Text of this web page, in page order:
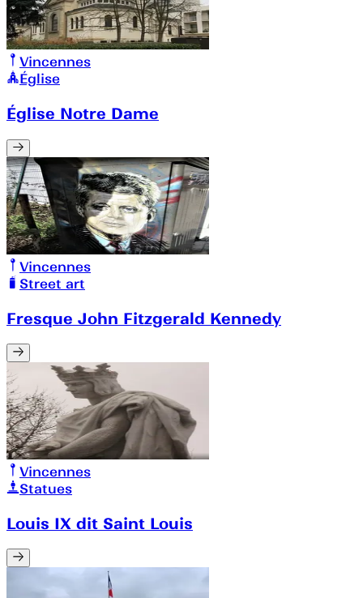
Vincennes
Église
Église Notre Dame
Vincennes
Street art
Fresque John Fitzgerald Kennedy
Vincennes
Statues
Louis IX dit Saint Louis